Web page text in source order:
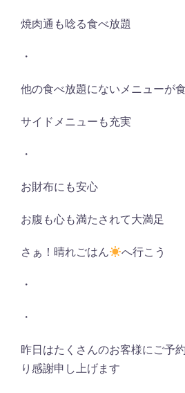
焼肉通も唸る食べ放題
・
他の食べ放題にないメニューが
サイドメニューも充実
・
お財布にも安心
お腹も心も満たされて大満足
さぁ！晴れごはん へ行こう
・
・
昨日はたくさんのお客様にご予
り感謝申し上げます